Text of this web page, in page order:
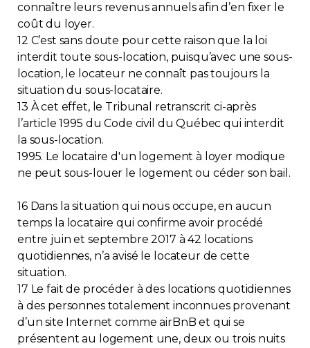
connaître leurs revenus annuels afin d’en fixer le
coût du loyer.
12 C’est sans doute pour cette raison que la loi
interdit toute sous-location, puisqu’avec une sous-
location, le locateur ne connaît pas toujours la
situation du sous-locataire.
13 À cet effet, le Tribunal retranscrit ci-après
l’article 1995 du Code civil du Québec qui interdit
la sous-location.
1995. Le locataire d'un logement à loyer modique
ne peut sous-louer le logement ou céder son bail.
16 Dans la situation qui nous occupe, en aucun
temps la locataire qui confirme avoir procédé
entre juin et septembre 2017 à 42 locations
quotidiennes, n’a avisé le locateur de cette
situation.
17 Le fait de procéder à des locations quotidiennes
à des personnes totalement inconnues provenant
d’un site Internet comme airBnB et qui se
présentent au logement une, deux ou trois nuits